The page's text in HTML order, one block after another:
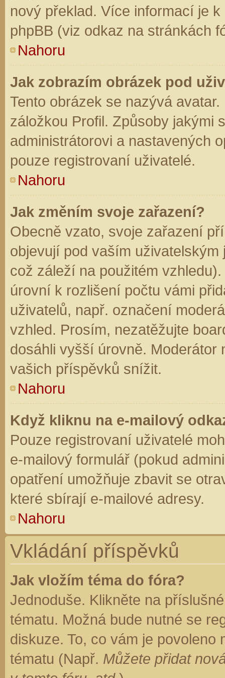
nový překlad. Více informací je
phpBB (viz odkaz na stránkách
Nahoru
Jak zobrazím obrázek pod
Tento obrázek se nazývá
záložkou Profil. Způsoby jakými
administrátorovi a nastavených
pouze registrovaní uživatelé.
Nahoru
Jak změním svoje zařazení?
Obecně vzato, svoje zařazení
objevují pod vaším
což záleží na použitém
úrovní k rozlišení počtu vámi
uživatelů, např. označení
vzhled. Prosím, nezatěžujte
dosáhli vyšší úrovně. Moderátor
vašich příspěvků snížit.
Nahoru
Když kliknu na e-mailový
Pouze registrovaní uživatelé
e-mailový formulář (pokud
opatření umožňuje zbavit se
které sbírají e-mailové adresy.
Nahoru
Vkládání příspěvků
Jak vložím téma do fóra?
Jednoduše. Klikněte na
tématu. Možná bude nutné se
diskuze. To, co vám je
tématu (Např. Můžete přidat